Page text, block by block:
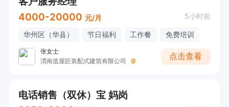
4000-20000 元/月 5小时前
华州区（华县） 节日福利 工作餐 免费培训
张女士
渭南造屋匠装配式建筑有限公司
点击查看
电话销售（双休）宝 妈岗